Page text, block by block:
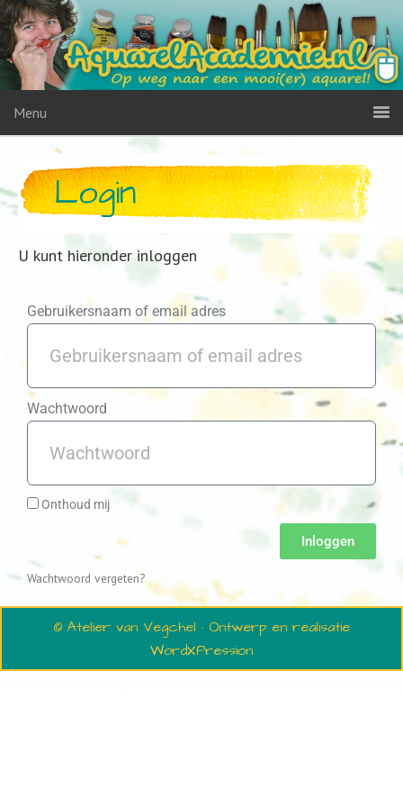
Menu
Login
U kunt hieronder inloggen
Gebruikersnaam of email adres
Wachtwoord
Onthoud mij
Inloggen
Wachtwoord vergeten?
© Atelier van Vegchel · Ontwerp en realisatie
WordXPression